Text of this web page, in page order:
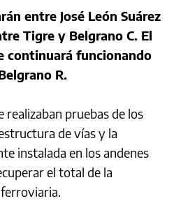
entre José León Suárez
Tigre y Belgrano C. El
continuará funcionando
R.
realizaban pruebas de los
de vías y la
instalada en los andenes
el total de la